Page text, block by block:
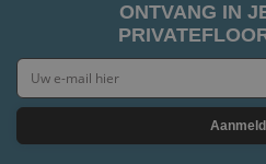
ONTVANG IN